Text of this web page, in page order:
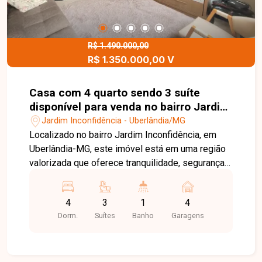
hidromassagem, cascata, LED e ducha, além de
acabamentos modernos com esquadrias em
blindex, iluminação em LED, boiserie e papel de
e infantil aquecidas, salão de festas climatizado
contato com a equipe da Delta Imóveis e agende
sua visita para conhecer essa oportunidade.
R$ 1.490.000,00
R$ 1.350.000,00 V
Casa com 4 quarto sendo 3 suíte
disponível para venda no bairro Jardim
Inconfidência em Uberlândia-MG
Jardim Inconfidência - Uberlândia/MG
Localizado no bairro Jardim Inconfidência, em
Uberlândia-MG, este imóvel está em uma região
valorizada que oferece tranquilidade, segurança e
comércios, serviços e vias importantes da
cidade, o bairro é ideal para quem busca
qualidade de vida aliada ao conforto. O imóvel
4
Dorm.
3
Suítes
1
Banho
4
Garagens